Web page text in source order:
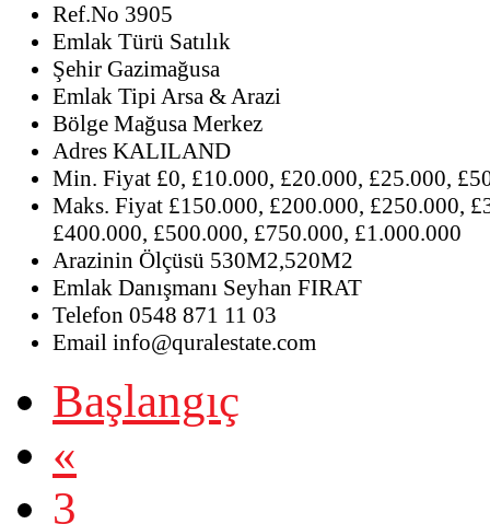
Ref.No 3905
Emlak Türü Satılık
Şehir Gazimağusa
Emlak TipiArsa & Arazi
Bölge Mağusa Merkez
Adres KALILAND
Min. Fiyat £0, £10.000, £20.000, £25.000,
Maks. Fiyat £150.000, £200.000, £250.000,
£400.000, £500.000, £750.000, £1.000.000
Arazinin Ölçüsü 530M2,520M2
Emlak Danışmanı Seyhan FIRAT
Telefon 0548 871 11 03
Email info@quralestate.com
Başlangıç
«
3